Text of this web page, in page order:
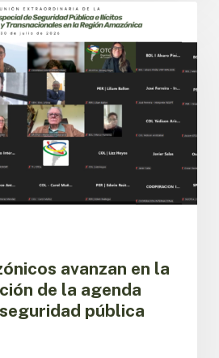
avanzan en la
de la agenda
pública